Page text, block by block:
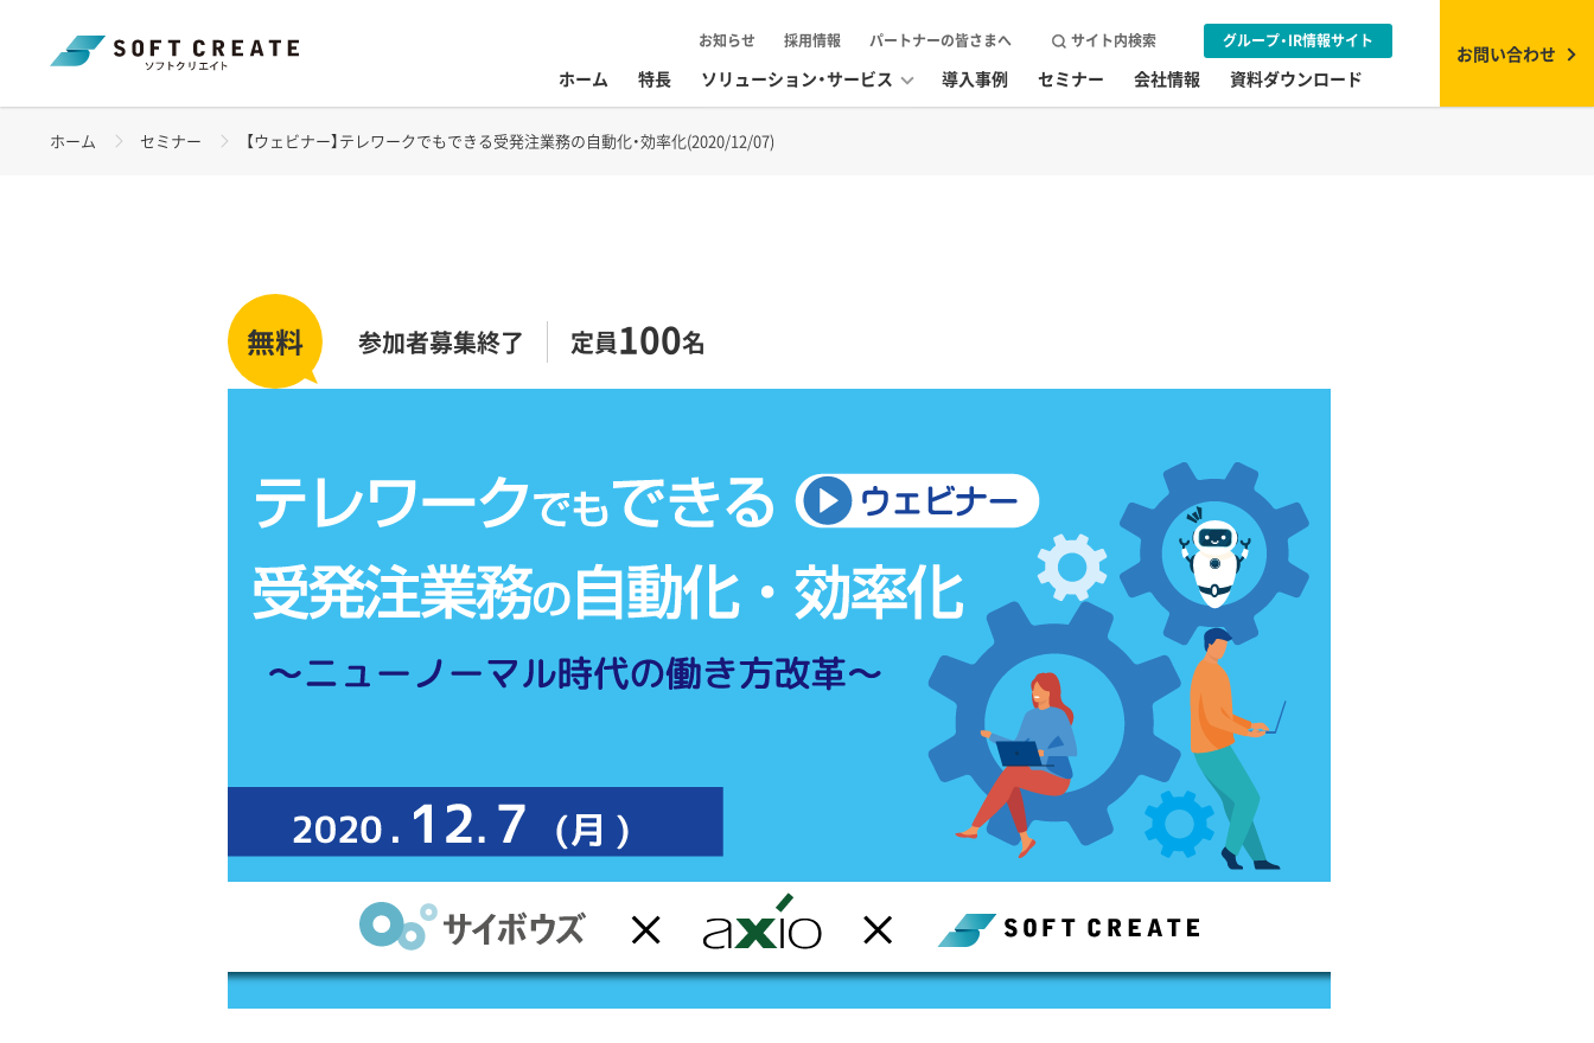
ホーム 特長 ソリューション・サービス 導入事例 セミナー 会社情報 資料ダウンロード
お知らせ 採用情報 パートナーの皆さまへ サイト内検索 グループ・IR情報サイト
お問い合わせ
ホーム セミナー 【ウェビナー】テレワークでもできる受発注業務の自動化・効率化(2020/12/07)
参加者募集終了 定員100名